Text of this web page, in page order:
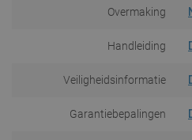
Overmaking
Handleiding
Veiligheidsinformatie
Garantiebepalingen